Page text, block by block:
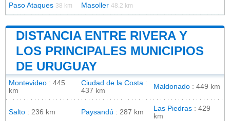
Paso Ataques 38 km Masoller 48.2 km
DISTANCIA ENTRE RIVERA Y
LOS PRINCIPALES MUNICIPIOS
DE URUGUAY
Montevideo : 445
km
Ciudad de la Costa :
437 km
Maldonado : 449 km
Salto : 236 km Paysandú : 287 km Las Piedras : 429
km